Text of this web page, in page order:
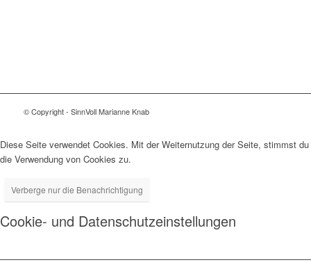
© Copyright - SinnVoll Marianne Knab
Diese Seite verwendet Cookies. Mit der Weiternutzung der Seite, stimmst du
die Verwendung von Cookies zu.
Verberge nur die Benachrichtigung
Cookie- und Datenschutzeinstellungen